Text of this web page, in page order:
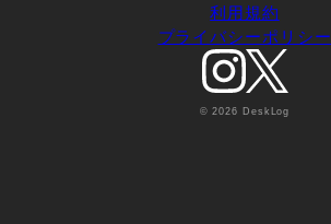
利用規約
プライバシーポリシー
© 2026 DeskLog